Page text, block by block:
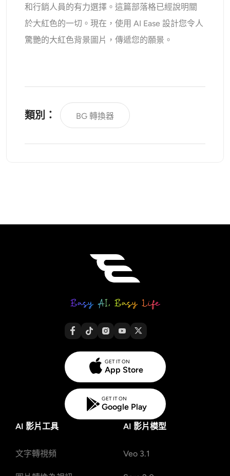
和行銷人員的有力選擇。這篇部落格已經說明關
於大紅色的一切。現在，使用 AI Ease 設計您令人
驚艷的大紅色背景圖片，傳遞您的願景。
類別： BG 轉換器
GET IT ON
App Store
GET IT ON
Google Play
AI 影片工具
文字轉視頻
AI 影片模型
Veo 3.1